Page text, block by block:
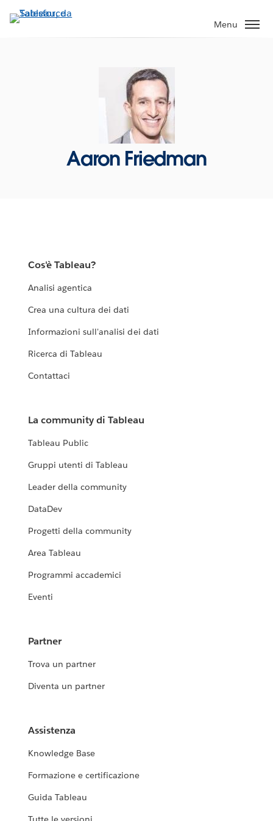
Passa
Menu
Aaron Friedman
Cos'è Tableau?
Analisi agentica
Crea una cultura dei dati
Informazioni sull'analisi dei dati
Ricerca di Tableau
Contattaci
La community di Tableau
Tableau Public
Gruppi utenti di Tableau
Leader della community
DataDev
Progetti della community
Area Tableau
Programmi accademici
Eventi
Partner
Trova un partner
Diventa un partner
Assistenza
Knowledge Base
Formazione e certificazione
Guida Tableau